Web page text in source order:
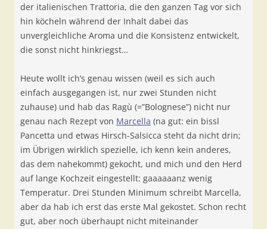
der italienischen Trattoria, die den ganzen Tag vor sich
hin köcheln während der Inhalt dabei das
unvergleichliche Aroma und die Konsistenz entwickelt,
die sonst nicht hinkriegst…
Heute wollt ich’s genau wissen (weil es sich auch
einfach ausgegangen ist, nur zwei Stunden nicht
zuhause) und hab das Ragù (=”Bolognese”) nicht nur
genau nach Rezept von Marcella (na gut: ein bissl
Pancetta und etwas Hirsch-Salsicca steht da nicht drin;
im Übrigen wirklich spezielle, ich kenn kein anderes,
das dem nahekommt) gekocht, und mich und den Herd
auf lange Kochzeit eingestellt: gaaaaaanz wenig
Temperatur. Drei Stunden Minimum schreibt Marcella,
aber da hab ich erst das erste Mal gekostet. Schon recht
gut, aber noch überhaupt nicht miteinander